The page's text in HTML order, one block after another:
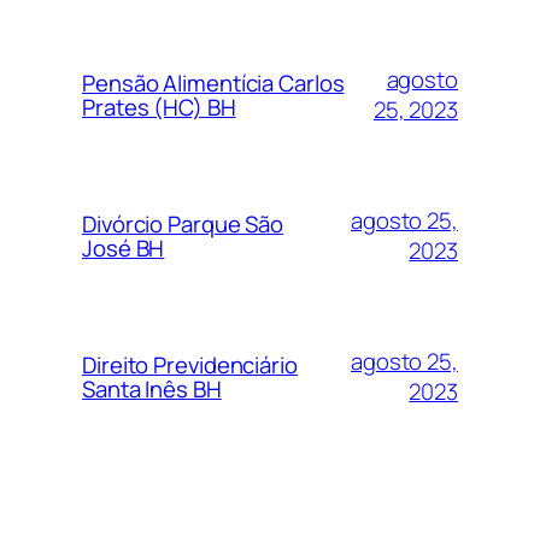
Pensão Alimentícia Carlos
Prates (HC) BH
agosto
25, 2023
Divórcio Parque São
José BH
agosto 25,
2023
Direito Previdenciário
Santa Inês BH
agosto 25,
2023